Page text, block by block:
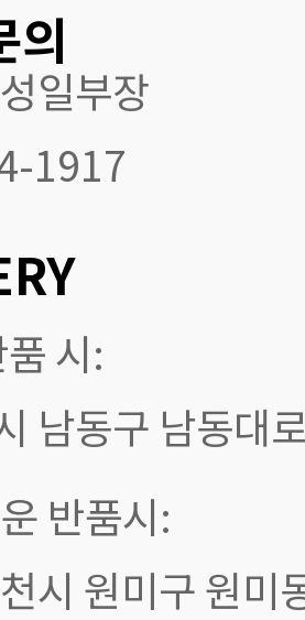
의
일부장
1917
시:
남동구 남동대
반품시:
시 원미구 원미